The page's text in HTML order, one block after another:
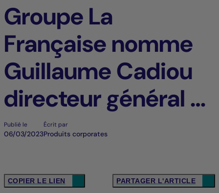
Groupe La
Française nomme
Guillaume Cadiou
directeur général et
membre du
Publié le
06/03/2023
Écrit par
Produits corporates
COPIER LE LIEN PARTAGER L'ARTICLE